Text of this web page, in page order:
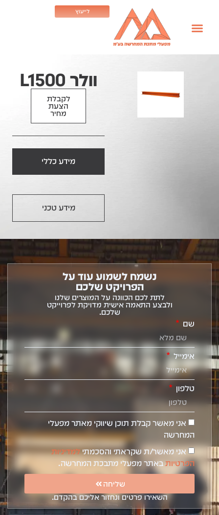
לייעוץ
וולר L1500
לקבלת
הצעת
מחיר
מידע כללי
מידע טכני
נשמח לשמוע עוד על
הפרויקט שלכם
לתת לכם הכוונה על המוצרים שלנו
ולבצע התאמה אישית מדויקת לפרוייקט
שלכם.
שם
אימייל
טלפון
אני מאשר קבלת תוכן שיווקי מאתר מפעלי
המחרשה
אני מאשר/ת שקראתי והסכמתילמדיניות
הפרטיותבאתר מפעלי מתבכת המחרשה.
שליחה
השאירו פרטים ונחזור אליכם בהקדם.